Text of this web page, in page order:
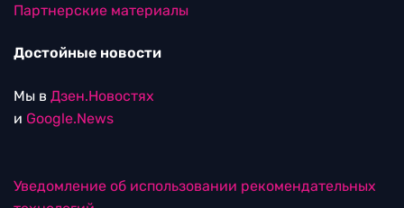
Партнерские материалы
Достойные новости
Мы в Дзен.Новостях
и Google.News
Уведомление об использовании рекомендательных